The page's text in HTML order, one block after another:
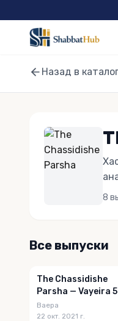
Назад в
8
Все выпуски
The Chassidishe
Parsha — Vayeira
Ваера
22 окт. 2021 г.